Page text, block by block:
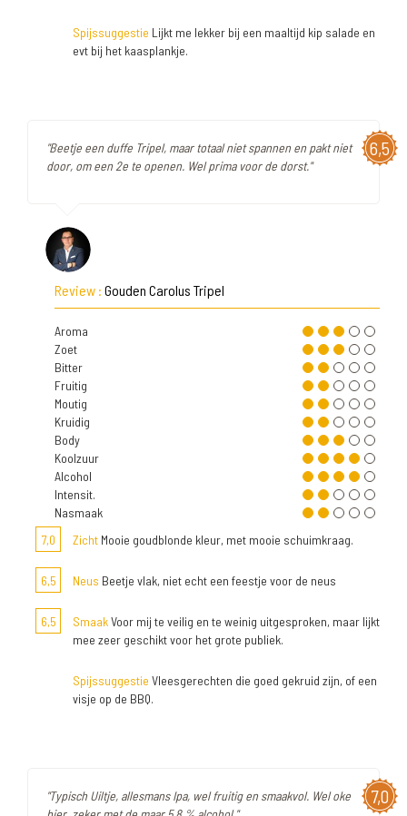
Spijssuggestie Lijkt me lekker bij een maaltijd kip salade en
evt bij het kaasplankje.
6,5
"Beetje een duffe Tripel, maar totaal niet spannen en pakt niet
door, om een 2e te openen. Wel prima voor de dorst."
Review : Gouden Carolus Tripel
Aroma
Zoet
Bitter
Fruitig
Moutig
Kruidig
Body
Koolzuur
Alcohol
Intensit.
Nasmaak
7,0
Zicht Mooie goudblonde kleur, met mooie schuimkraag.
6,5 Neus Beetje vlak, niet echt een feestje voor de neus
6,5 SmaakVoor mij te veilig en te weinig uitgesproken, maar lijkt
mee zeer geschikt voor het grote publiek.
Spijssuggestie Vleesgerechten die goed gekruid zijn, of een
visje op de BBQ.
7,0
"Typisch Uiltje, allesmans Ipa, wel fruitig en smaakvol. Wel oke